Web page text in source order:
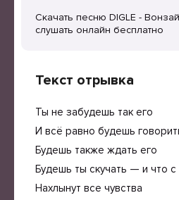
Скачать песню DIGLE -
слушать онлайн бесплатно
Текст отрывка
Ты не забудешь так его
И всё равно будешь
Будешь также ждать его
Будешь ты скучать — и что с
Нахлынут все чувства